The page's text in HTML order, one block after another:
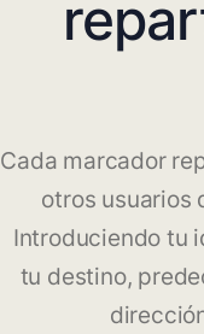
Cada marcador
otros usuarios
Introduciendo tu
tu destino,